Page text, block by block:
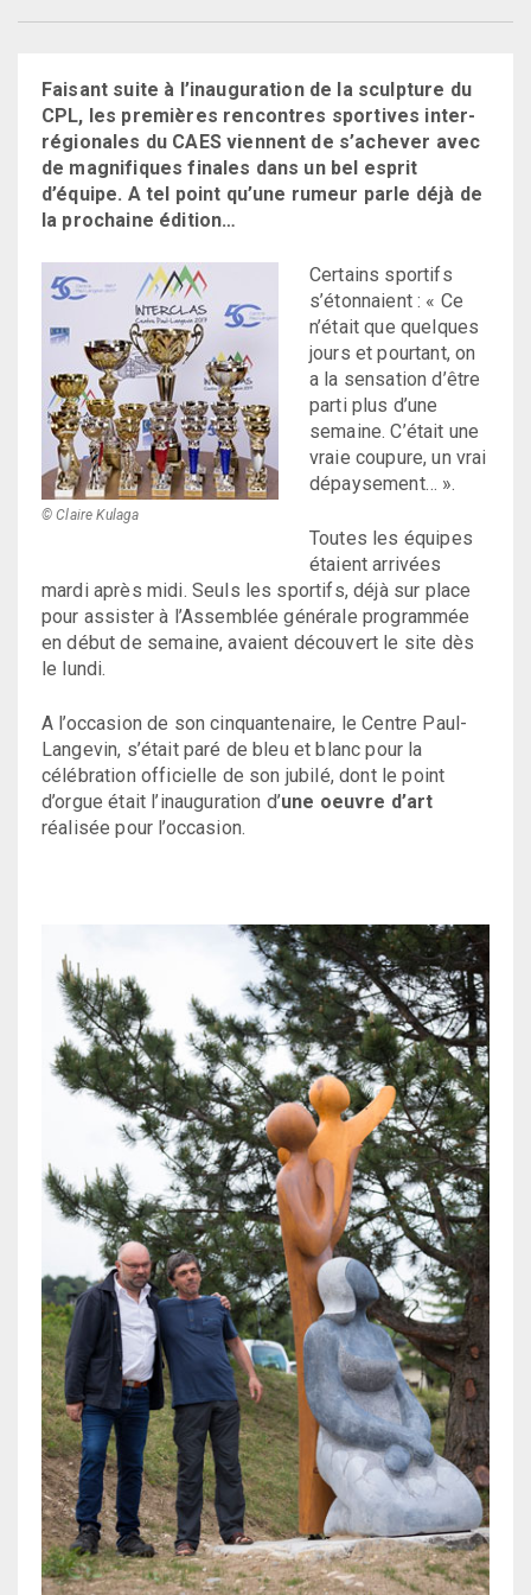
Faisant suite à l’inauguration de la sculpture du
CPL, les premières rencontres sportives inter-
régionales du CAES viennent de s’achever avec
de magnifiques finales dans un bel esprit
d’équipe. A tel point qu’une rumeur parle déjà de
la prochaine édition…
© Claire Kulaga
Certains sportifs
s’étonnaient : « Ce
n’était que quelques
jours et pourtant, on
a la sensation d’être
parti plus d’une
semaine. C’était une
vraie coupure, un vrai
dépaysement… ».
Toutes les équipes
étaient arrivées
mardi après midi. Seuls les sportifs, déjà sur place
pour assister à l’Assemblée générale programmée
en début de semaine, avaient découvert le site dès
le lundi.
A l’occasion de son cinquantenaire, le Centre Paul-
Langevin, s’était paré de bleu et blanc pour la
célébration officielle de son jubilé, dont le point
d’orgue était l’inauguration d’une oeuvre d’art
réalisée pour l’occasion.